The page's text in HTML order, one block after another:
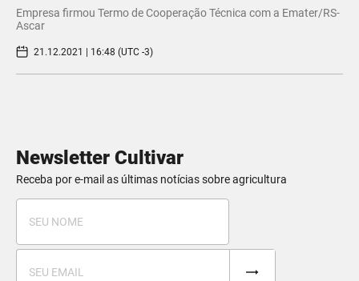
Empresa firmou Termo de Cooperação Técnica com a Emater/RS-
Ascar
21.12.2021 | 16:48 (UTC -3)
Newsletter Cultivar
Receba por e-mail as últimas notícias sobre agricultura